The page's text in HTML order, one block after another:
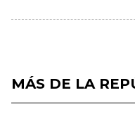
MÁS DE LA